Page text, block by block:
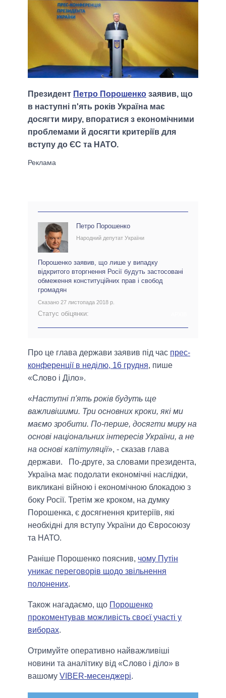
Президент Петро Порошенко заявив, що
в наступні п'ять років Україна має
досягти миру, впоратися з економічними
проблемами й досягти критеріїв для
вступу до ЄС та НАТО.
Петро Порошенко
Народний депутат України
Порошенко заявив, що лише у випадку
відкритого вторгнення Росії будуть застосовані
обмеження конституційних прав і свобод
громадян
Сказано 27 листопада 2018 р.
Статус обіцянки:
Про це глава держави заявив під час прес-
конференції в неділю, 16 грудня, пише
«Слово і Діло».
«Наступні п'ять років будуть ще
важливішими. Три основних кроки, які ми
маємо зробити. По-перше, досягти миру на
основі національних інтересів України, а не
на основі капітуляції», - сказав глава
держави. По-друге, за словами президента,
Україна має подолати економічні наслідки,
викликані війною і економічною блокадою з
боку Росії. Третім же кроком, на думку
Порошенка, є досягнення критеріїв, які
необхідні для вступу України до Євросоюзу
та НАТО.
Раніше Порошенко пояснив, чому Путін
уникає переговорів щодо звільнення
полонених.
Також нагадаємо, що Порошенко
прокоментував можливість своєї участі у
виборах.
Отримуйте оперативно найважливіші
новини та аналітику від «Слово і діло» в
вашому VIBER-месенджері.